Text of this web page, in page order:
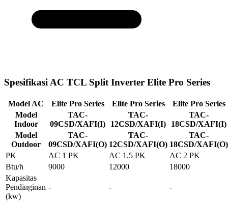
Spesifikasi AC TCL Split Inverter Elite Pro Series
Model AC Elite Pro Series Elite Pro Series
Elite Pro Series
Model
Indoor
TAC-
09CSD/XAFI(I)
TAC-
12CSD/XAFI(I)
TAC-
18CSD/XAFI(I)
Model
Outdoor
TAC-
09CSD/XAFI(O)
TAC-
12CSD/XAFI(O)
TAC-
18CSD/XAFI(O)
PK
AC 1 PK AC 1.5 PK
AC 2 PK
Btu/h
9000 12000
18000
Kapasitas
Pendinginan
(kw)
- - -